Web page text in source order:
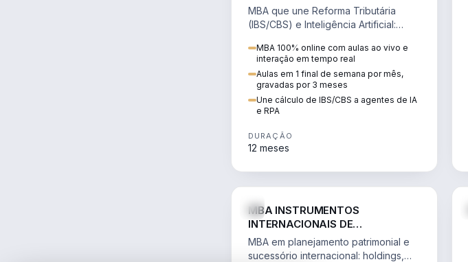
MBA que une Reforma Tributária
(IBS/CBS) e Inteligência Artificial:
RPA e automação da rotina fiscal.
MBA 100% online com aulas ao vivo e
interação em tempo real
Aulas em 1 final de semana por mês,
gravadas por 3 meses
Une cálculo de IBS/CBS a agentes de IA
e RPA
DURAÇÃO
12 meses
MBA INSTRUMENTOS
INTERNACIONAIS DE
PLANEJAMENTO PATRIMONIAL &
SUCESSÓRIO
MBA em planejamento patrimonial e
sucessório internacional: holdings,